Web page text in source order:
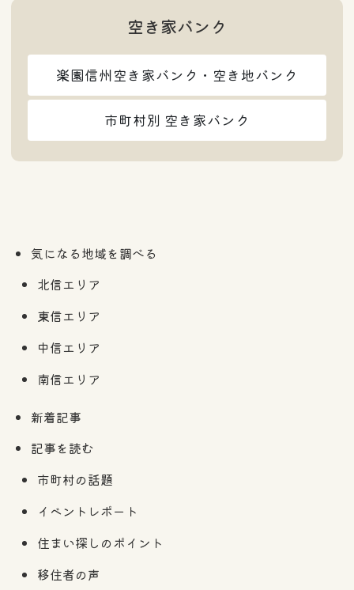
空き家バンク
楽園信州空き家バンク・空き地バンク
市町村別 空き家バンク
気になる地域を調べる
北信エリア
東信エリア
中信エリア
南信エリア
新着記事
記事を読む
市町村の話題
イベントレポート
住まい探しのポイント
移住者の声